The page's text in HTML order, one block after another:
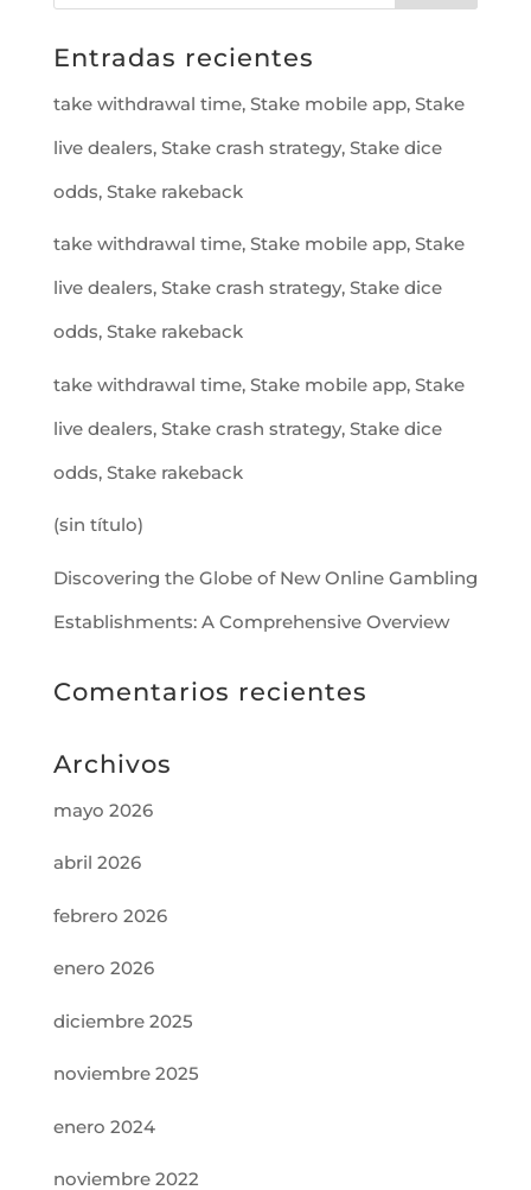
Entradas recientes
take withdrawal time, Stake mobile app, Stake
live dealers, Stake crash strategy, Stake dice
odds, Stake rakeback
take withdrawal time, Stake mobile app, Stake
live dealers, Stake crash strategy, Stake dice
odds, Stake rakeback
take withdrawal time, Stake mobile app, Stake
live dealers, Stake crash strategy, Stake dice
odds, Stake rakeback
(sin título)
Discovering the Globe of New Online Gambling
Establishments: A Comprehensive Overview
Comentarios recientes
Archivos
mayo 2026
abril 2026
febrero 2026
enero 2026
diciembre 2025
noviembre 2025
enero 2024
noviembre 2022